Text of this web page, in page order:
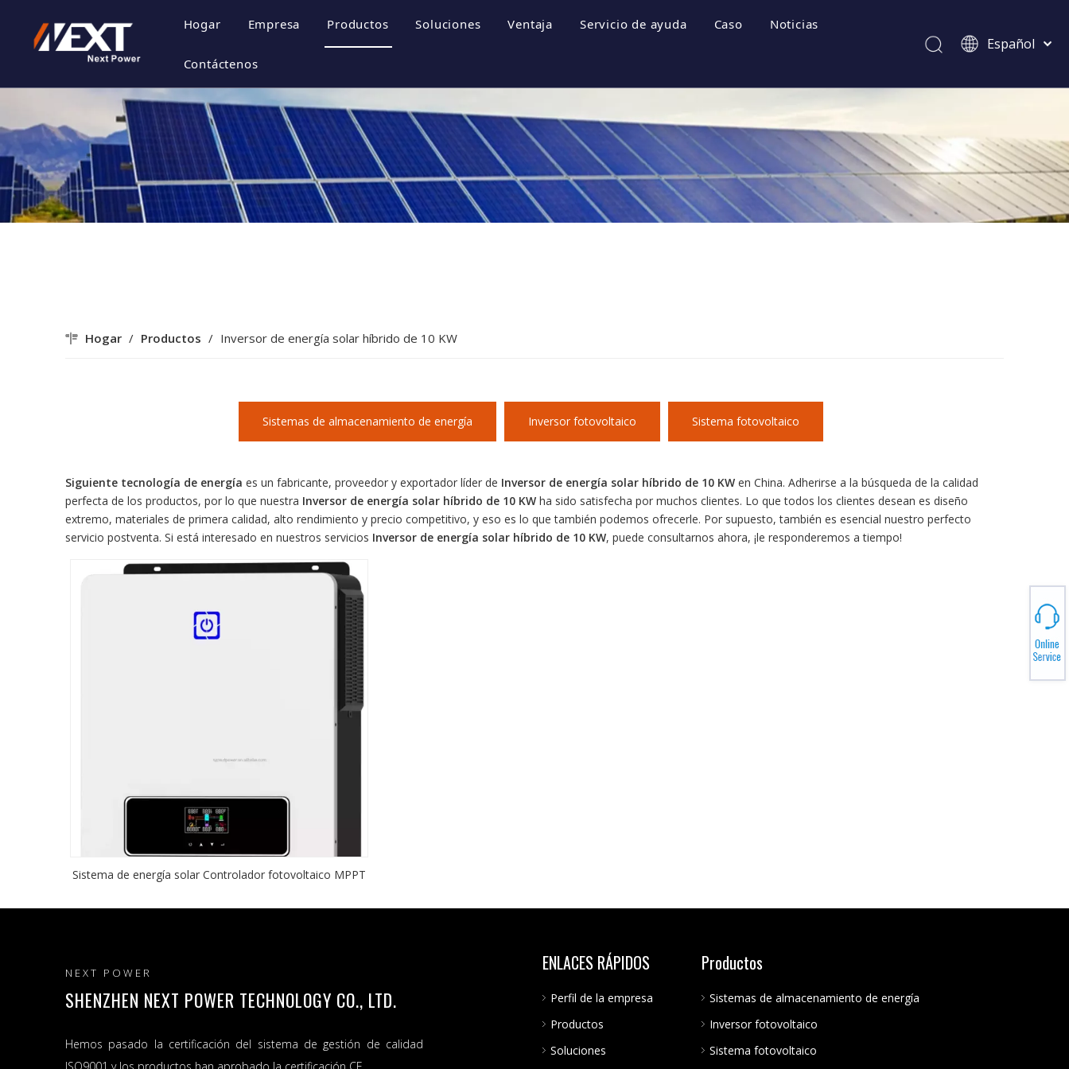
Hogar Empresa
Cultura de la empresa
Certificado de honor
Estilo de empresa
Productos
Sistema fotovoltaico
Soluciones Ventaja Servicio de ayuda
Preguntas más frecuentes
Videos
Caso Noticias
Contáctenos
Español
Kiswahili
Italiano
Deutsch
Português
Pусский
Français
Hogar / Productos / Inversor de energía solar híbrido de 10 KW
Sistemas de almacenamiento de energía Inversor fotovoltaico Sistema fotovoltaico
Siguiente tecnología de energía es un fabricante, proveedor y exportador líder de Inversor de energía solar híbrido de 10 KW en China. Adherirse a la búsqueda de la calidad
perfecta de los productos, por lo que nuestra Inversor de energía solar híbrido de 10 KW ha sido satisfecha por muchos clientes. Lo que todos los clientes desean es diseño
extremo, materiales de primera calidad, alto rendimiento y precio competitivo, y eso es lo que también podemos ofrecerle. Por supuesto, también es esencial nuestro perfecto
servicio postventa. Si está interesado en nuestros servicios Inversor de energía solar híbrido de 10 KW, puede consultarnos ahora, ¡le responderemos a tiempo!
Sistema de energía solar Controlador fotovoltaico MPPT
NEXT POWER
SHENZHEN NEXT POWER TECHNOLOGY CO., LTD.
Hemos pasado la certificación del sistema de gestión de calidad
ENLACES RÁPIDOS
Perfil de la empresa
Productos
Soluciones
Productos
Sistemas de almacenamiento de energía
Inversor fotovoltaico
Sistema fotovoltaico